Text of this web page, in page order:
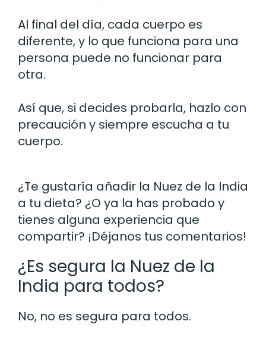
Al final del día, cada cuerpo es
diferente, y lo que funciona para una
persona puede no funcionar para
otra.
Así que, si decides probarla, hazlo con
precaución y siempre escucha a tu
cuerpo.
¿Te gustaría añadir la Nuez de la India
a tu dieta? ¿O ya la has probado y
tienes alguna experiencia que
compartir? ¡Déjanos tus comentarios!
¿Es segura la Nuez de la
India para todos?
No, no es segura para todos.